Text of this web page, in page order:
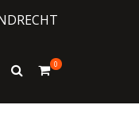
Toon
0